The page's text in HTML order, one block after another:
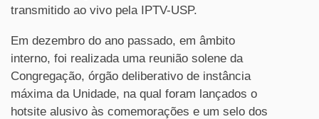
transmitido ao vivo pela IPTV-USP.
Em dezembro do ano passado, em âmbito
interno, foi realizada uma reunião solene da
Congregação, órgão deliberativo de instância
máxima da Unidade, na qual foram lançados o
hotsite alusivo às comemorações e um selo dos